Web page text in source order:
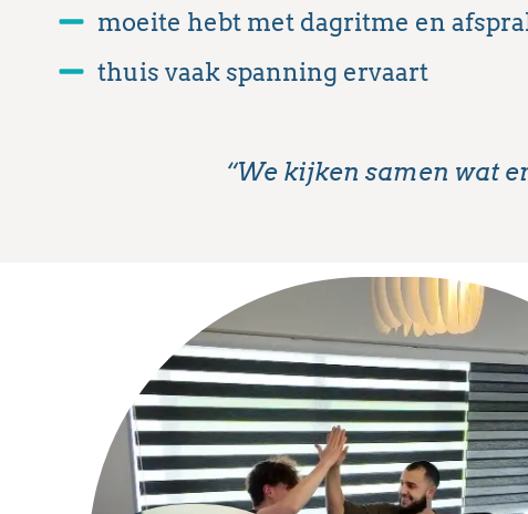
moeite hebt met dagritme en
thuis vaak spanning ervaart
“We kijken samen wat